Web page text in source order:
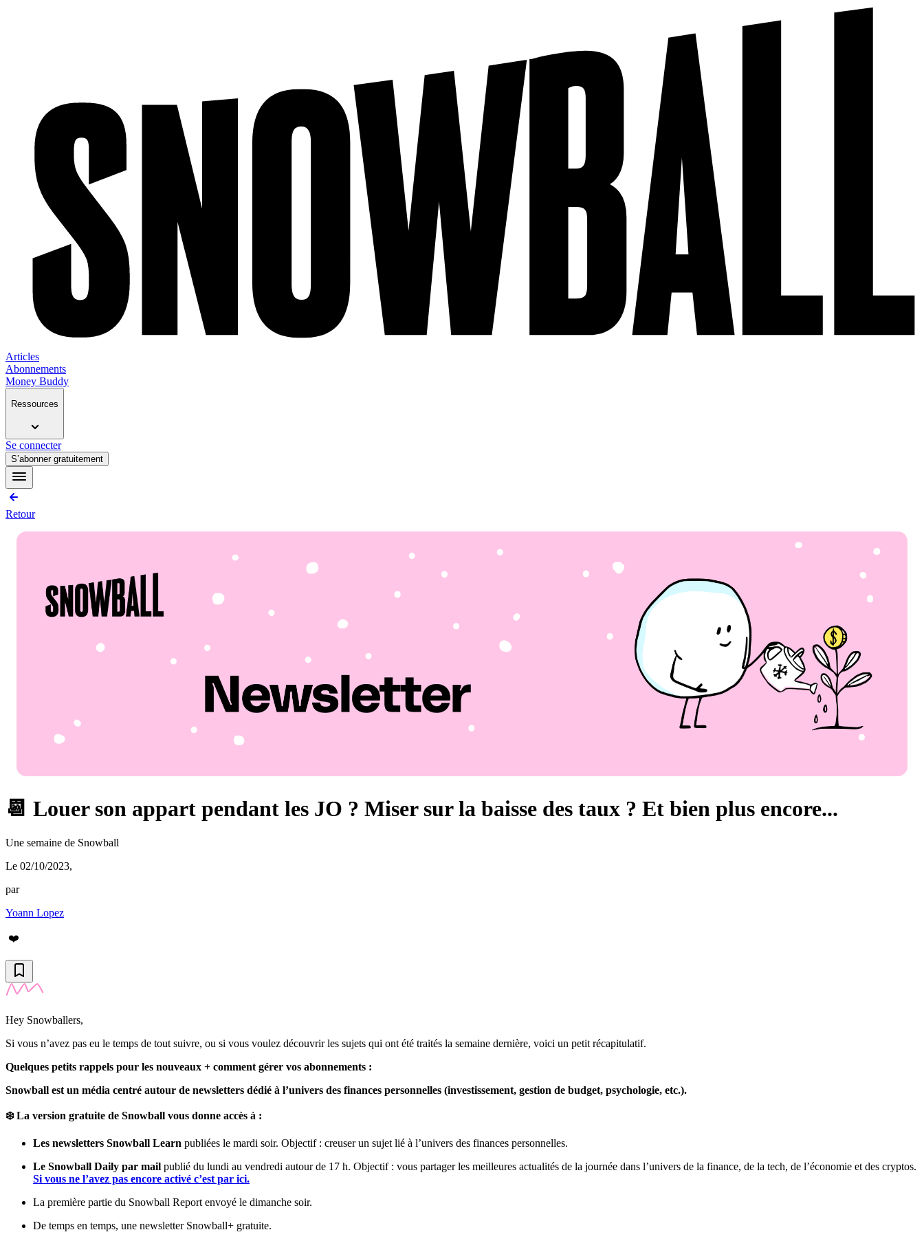
Articles
Abonnements
Money Buddy
Ressources
Se connecter
S’abonner gratuitement
Retour
📆 Louer son appart pendant les JO ? Miser sur la baisse des taux ? Et bien plus encore...
Une semaine de Snowball
Le 02/10/2023,
par
Yoann Lopez
❤️
Hey Snowballers,
Si vous n’avez pas eu le temps de tout suivre, ou si vous voulez découvrir les sujets qui ont été traités la semaine dernière, voici un petit récapitulatif.
Quelques petits rappels pour les nouveaux + comment gérer vos abonnements :
Snowball est un média centré autour de newsletters dédié à l’univers des finances personnelles (investissement, gestion de budget, psychologie, etc.).
❄️ La version gratuite de Snowball vous donne accès à :
Les newsletters Snowball Learn publiées le mardi soir. Objectif : creuser un sujet lié à l’univers des finances personnelles.
Le Snowball Daily par mail publié du lundi au vendredi autour de 17 h. Objectif : vous partager les meilleures actualités de la journée dans l’univers de la finance, de la tech, de l’économie et des cryptos.
Si vous ne l’avez pas encore activé c’est par ici.
La première partie du Snowball Report envoyé le dimanche soir.
De temps en temps, une newsletter Snowball+ gratuite.